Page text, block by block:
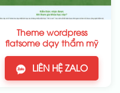
Theme wordpress
flatsome dạy thẩm mỹ
LIÊN HỆ ZALO